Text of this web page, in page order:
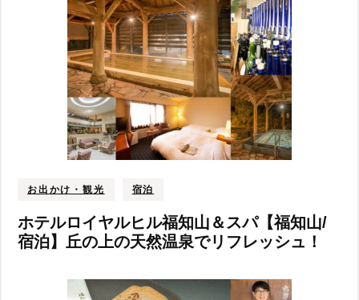
お出かけ・観光 宿泊
ホテルロイヤルヒル福知山＆スパ【福知山/
宿泊】丘の上の天然温泉でリフレッシュ！